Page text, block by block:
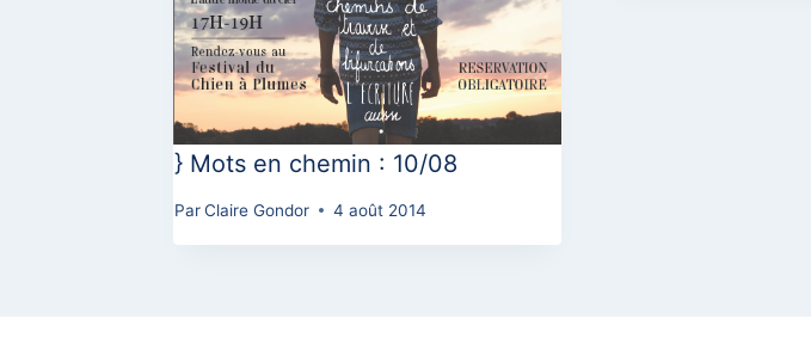
} Mots en chemin : 10/08
Par Claire Gondor 4 août 2014